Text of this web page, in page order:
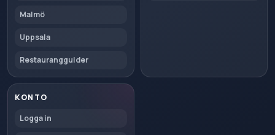
Malmö
Uppsala
Restaurangguider
KONTO
Logga in